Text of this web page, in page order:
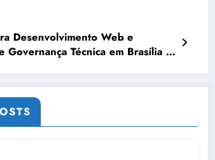
Desenvolvimento Web e
Governança Técnica em Brasília |